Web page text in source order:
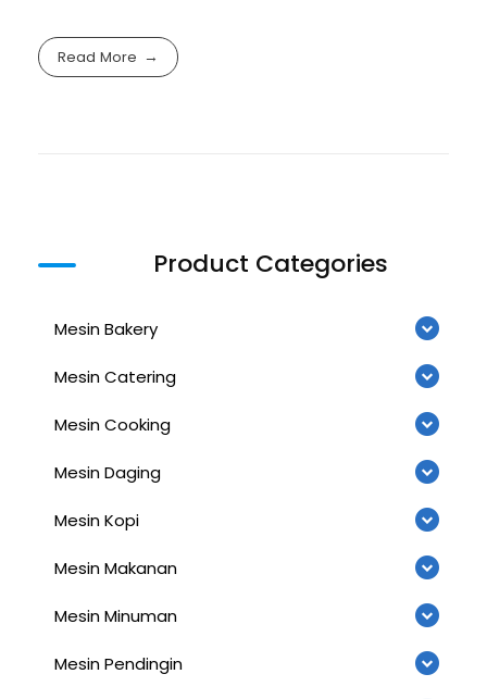
Read More
Product Categories
Mesin Bakery
Mesin Catering
Mesin Cooking
Mesin Daging
Mesin Kopi
Mesin Makanan
Mesin Minuman
Mesin Pendingin